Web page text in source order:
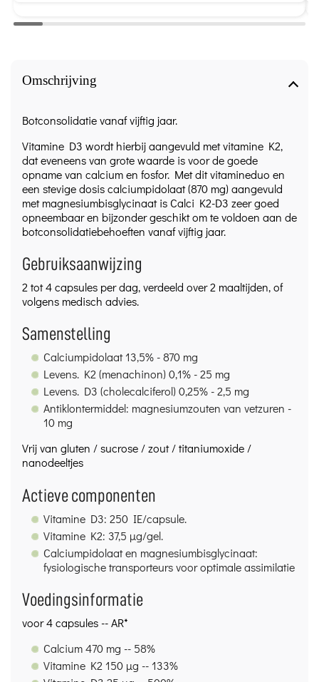
Omschrijving
Botconsolidatie vanaf vijftig jaar.
Vitamine D3 wordt hierbij aangevuld met vitamine K2,
dat eveneens van grote waarde is voor de goede
opname van calcium en fosfor. Met dit vitamineduo en
een stevige dosis calciumpidolaat (870 mg) aangevuld
met magnesiumbisglycinaat is Calci K2-D3 zeer goed
opneembaar en bijzonder geschikt om te voldoen aan de
botconsolidatiebehoeften vanaf vijftig jaar.
Gebruiksaanwijzing
2 tot 4 capsules per dag, verdeeld over 2 maaltijden, of
volgens medisch advies.
Samenstelling
Calciumpidolaat 13,5% - 870 mg
Levens. K2 (menachinon) 0,1% - 25 mg
Levens. D3 (cholecalciferol) 0,25% - 2,5 mg
Antiklontermiddel: magnesiumzouten van vetzuren -
10 mg
Vrij van gluten / sucrose / zout / titaniumoxide /
nanodeeltjes
Actieve componenten
Vitamine D3: 250 IE/capsule.
Vitamine K2: 37,5 µg/gel.
Calciumpidolaat en magnesiumbisglycinaat:
fysiologische transporteurs voor optimale assimilatie
Voedingsinformatie
voor 4 capsules -- AR*
Calcium 470 mg -- 58%
Vitamine K2 150 μg -- 133%